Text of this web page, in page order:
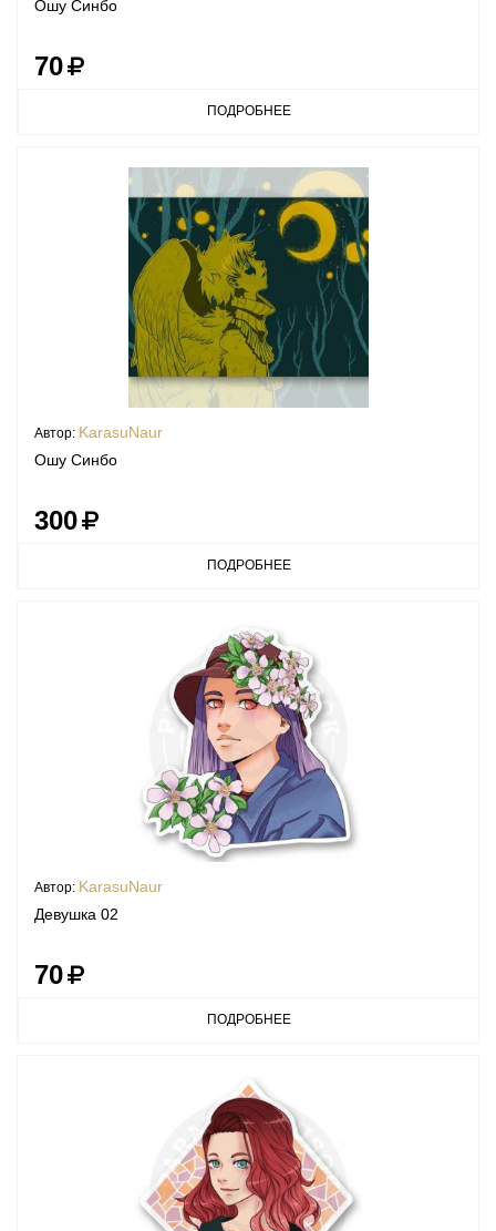
Ошу Синбо
70
ПОДРОБНЕЕ
Автор: KarasuNaur
Ошу Синбо
300
ПОДРОБНЕЕ
Автор: KarasuNaur
Девушка 02
70
ПОДРОБНЕЕ